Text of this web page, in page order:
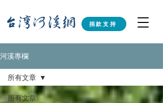
捐款支持
河溪專欄
所有文章
所有文章